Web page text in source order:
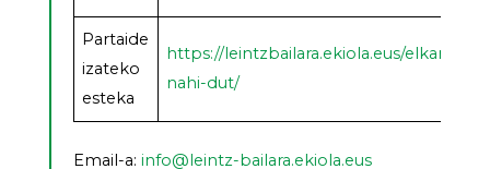
Partaide
izateko
esteka
https://leintzbailara.ekiola.eus/elkartu-
nahi-dut/
Email-a: info@leintz-bailara.ekiola.eus